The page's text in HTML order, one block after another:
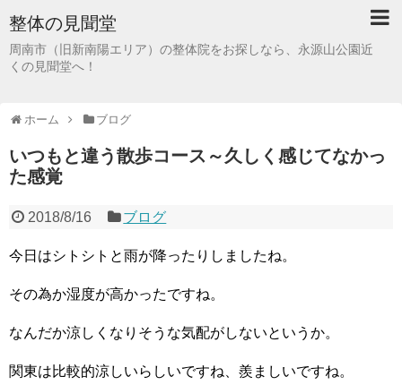
整体の見聞堂
周南市（旧新南陽エリア）の整体院をお探しなら、永源山公園近
くの見聞堂へ！
ホーム ブログ
いつもと違う散歩コース～久しく感じてなかっ
た感覚
2018/8/16 ブログ
今日はシトシトと雨が降ったりしましたね。
その為か湿度が高かったですね。
なんだか涼しくなりそうな気配がしないというか。
関東は比較的涼しいらしいですね、羨ましいですね。